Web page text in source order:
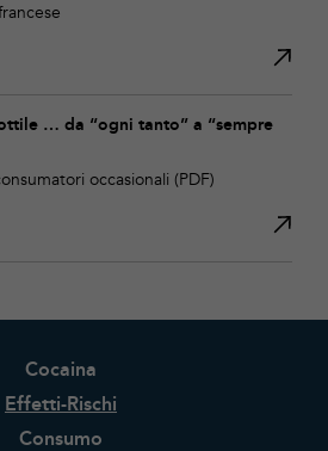
… da “ogni tanto” a “sempre
occasionali (PDF)
Cocaina
Effetti-Rischi
Consumo